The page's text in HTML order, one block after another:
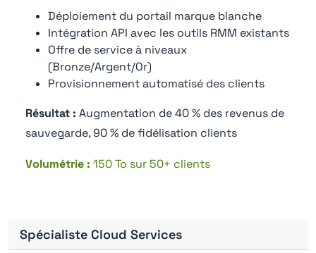
Déploiement du portail marque blanche
Intégration API avec les outils RMM existants
Offre de service à niveaux
(Bronze/Argent/Or)
Provisionnement automatisé des clients
Résultat : Augmentation de 40 % des revenus de
sauvegarde, 90 % de fidélisation clients
Volumétrie : 150 To sur 50+ clients
Spécialiste Cloud Services